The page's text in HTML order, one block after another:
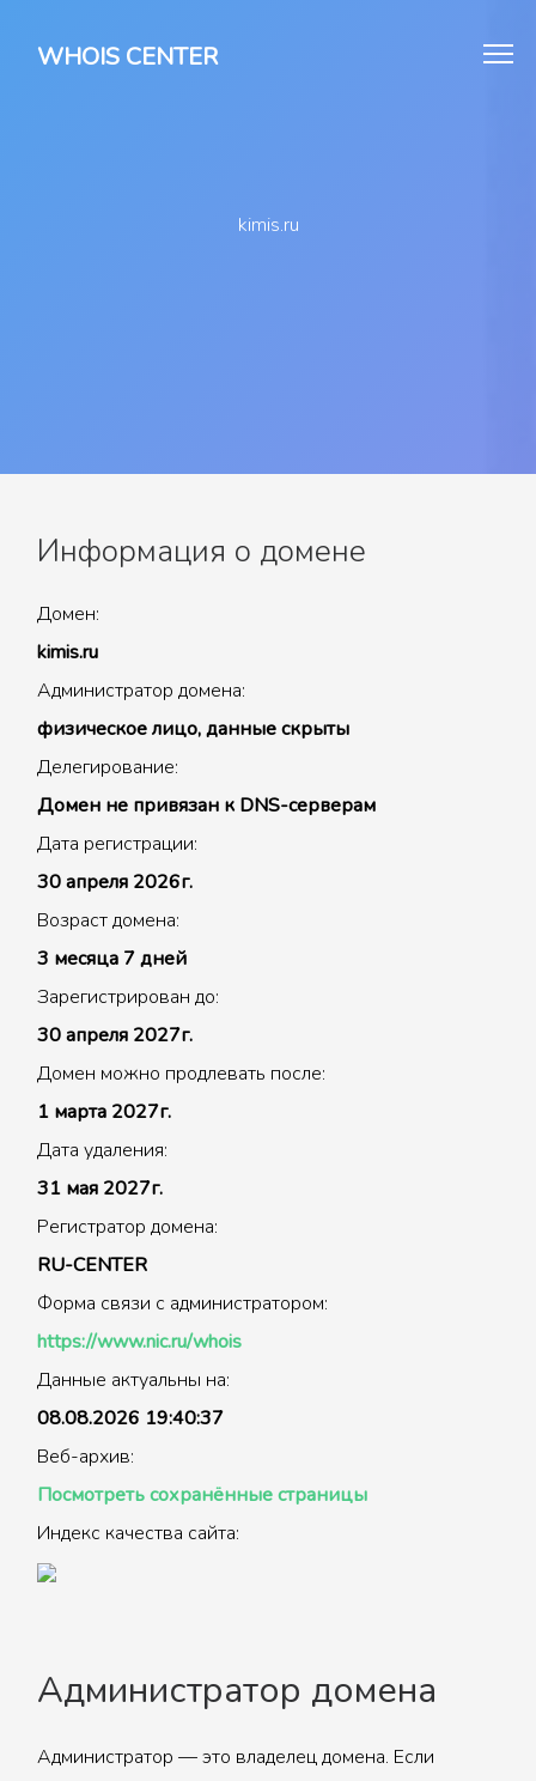
WHOIS CENTER
kimis.ru
Информация о домене
Домен:
kimis.ru
Администратор домена:
физическое лицо, данные скрыты
Делегирование:
Домен не привязан к DNS-серверам
Дата регистрации:
30 апреля 2026г.
Возраст домена:
3 месяца 7 дней
Зарегистрирован до:
30 апреля 2027г.
Домен можно продлевать после:
1 марта 2027г.
Дата удаления:
31 мая 2027г.
Регистратор домена:
RU-CENTER
Форма связи с администратором:
https://www.nic.ru/whois
Данные актуальны на:
08.08.2026 19:40:37
Веб-архив:
Посмотреть сохранённые страницы
Индекс качества сайта:
Администратор домена
Администратор — это владелец домена. Если